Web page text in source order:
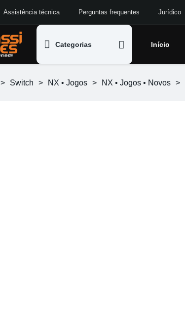
Assistência técnica Perguntas frequentes Jurídico
Categorias Início
> Switch > NX • Jogos > NX • Jogos • Novos >